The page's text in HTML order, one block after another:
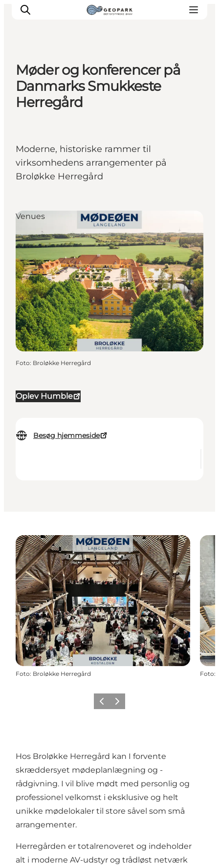
Møder og konferencer på
Danmarks Smukkeste
Herregård
Moderne, historiske rammer til
virksomhedens arrangementer på
Broløkke Herregård
Oplev Humble
Besøg hjemmeside
Venues
Foto: Broløkke Herregård
Foto: Broløkke Herregård Foto:
ForrigeNæste
Hos Broløkke Herregård kan I forvente
skræddersyet mødeplanlægning og -
rådgivning. I vil blive mødt med personlig og
professionel velkomst i eksklusive og helt
unikke mødelokaler til store såvel som små
arrangementer.
Herregården er totalrenoveret og indeholder
alt i moderne AV-udstyr og trådløst netværk